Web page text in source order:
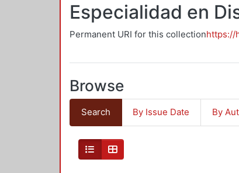
Especialidad en
Permanent URI for this collectionhttps://
Browse
Search By Issue Date By